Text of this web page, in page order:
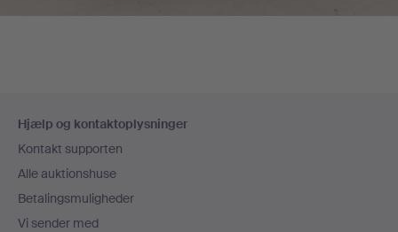
Hjælp og kontaktoplysninger
Kontakt supporten
Alle auktionshuse
Betalingsmuligheder
Vi sender med